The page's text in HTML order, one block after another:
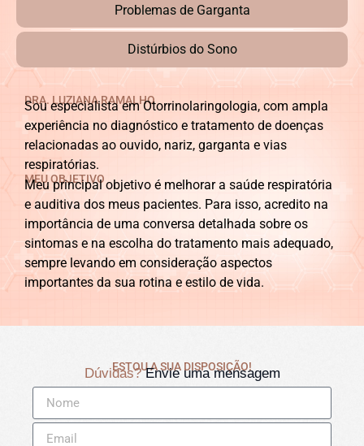
DRA. LUZIANA RAMALHO
Sou especialista em Otorrinolaringologia, com ampla
experiência no diagnóstico e tratamento de doenças
relacionadas ao ouvido, nariz, garganta e vias
respiratórias.
MEU OBJETIVO
Meu principal objetivo é melhorar a saúde respiratória
e auditiva dos meus pacientes. Para isso, acredito na
importância de uma conversa detalhada sobre os
sintomas e na escolha do tratamento mais adequado,
sempre levando em consideração aspectos
importantes da sua rotina e estilo de vida.
Problemas de Garganta
Distúrbios do Sono
ESTOU A SUA DISPOSIÇÃO!
Dúvidas?Envie uma mensagem